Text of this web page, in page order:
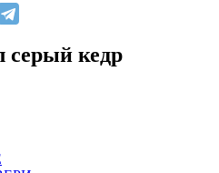
кедр